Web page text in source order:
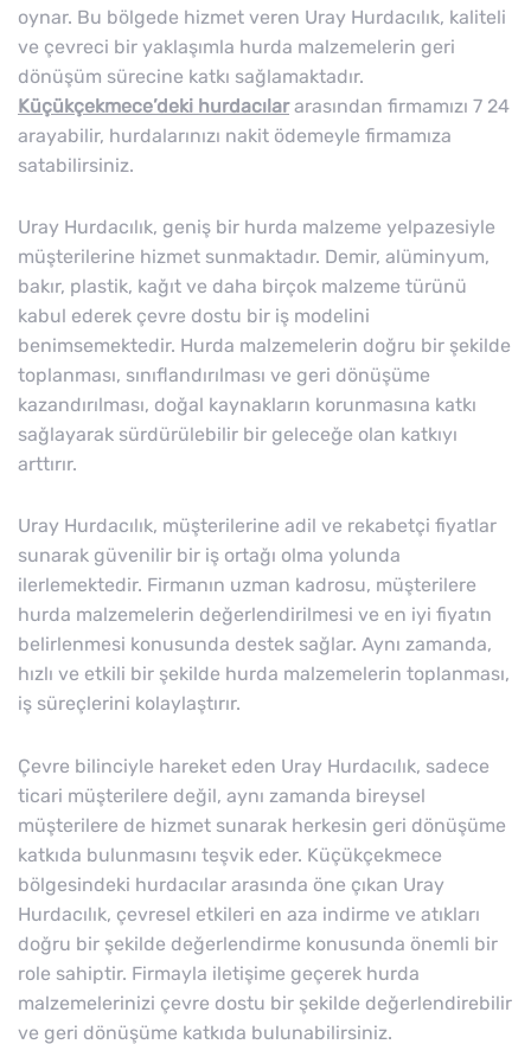
oynar. Bu bölgede hizmet veren Uray Hurdacılık, kaliteli
ve çevreci bir yaklaşımla hurda malzemelerin geri
dönüşüm sürecine katkı sağlamaktadır.
Küçükçekmece’deki hurdacılararasından firmamızı 7 24
arayabilir, hurdalarınızı nakit ödemeyle firmamıza
satabilirsiniz.
Uray Hurdacılık, geniş bir hurda malzeme yelpazesiyle
müşterilerine hizmet sunmaktadır. Demir, alüminyum,
bakır, plastik, kağıt ve daha birçok malzeme türünü
kabul ederek çevre dostu bir iş modelini
benimsemektedir. Hurda malzemelerin doğru bir şekilde
toplanması, sınıflandırılması ve geri dönüşüme
kazandırılması, doğal kaynakların korunmasına katkı
sağlayarak sürdürülebilir bir geleceğe olan katkıyı
arttırır.
Uray Hurdacılık, müşterilerine adil ve rekabetçi fiyatlar
sunarak güvenilir bir iş ortağı olma yolunda
ilerlemektedir. Firmanın uzman kadrosu, müşterilere
hurda malzemelerin değerlendirilmesi ve en iyi fiyatın
belirlenmesi konusunda destek sağlar. Aynı zamanda,
hızlı ve etkili bir şekilde hurda malzemelerin toplanması,
iş süreçlerini kolaylaştırır.
Çevre bilinciyle hareket eden Uray Hurdacılık, sadece
ticari müşterilere değil, aynı zamanda bireysel
müşterilere de hizmet sunarak herkesin geri dönüşüme
katkıda bulunmasını teşvik eder. Küçükçekmece
bölgesindeki hurdacılar arasında öne çıkan Uray
Hurdacılık, çevresel etkileri en aza indirme ve atıkları
doğru bir şekilde değerlendirme konusunda önemli bir
role sahiptir. Firmayla iletişime geçerek hurda
malzemelerinizi çevre dostu bir şekilde değerlendirebilir
ve geri dönüşüme katkıda bulunabilirsiniz.